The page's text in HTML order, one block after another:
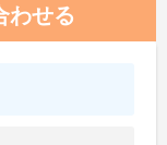
わせる